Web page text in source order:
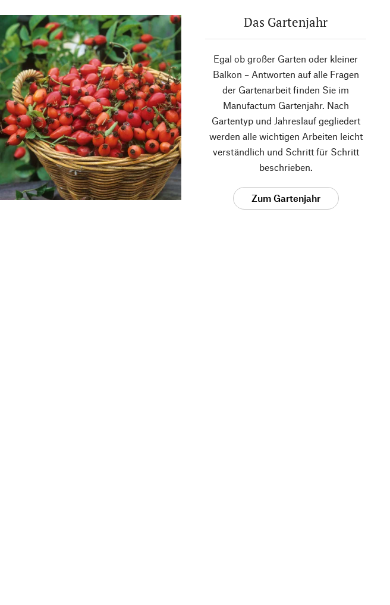
Das Gartenjahr
Egal ob großer Garten oder kleiner
Balkon – Antworten auf alle Fragen
der Gartenarbeit finden Sie im
Manufactum Gartenjahr. Nach
Gartentyp und Jahreslauf gegliedert
werden alle wichtigen Arbeiten leicht
verständlich und Schritt für Schritt
beschrieben.
Zum Gartenjahr